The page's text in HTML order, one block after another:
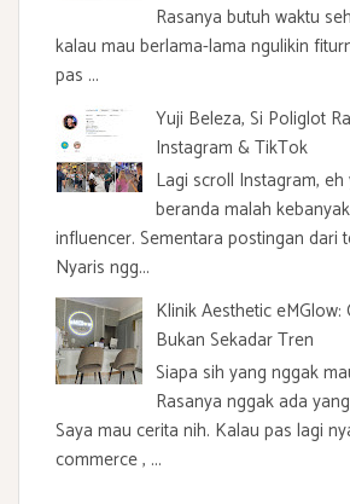
Rasanya butuh waktu
kalau mau berlama-lama ngulikin
pas ...
Yuji Beleza, Si Poliglot
Instagram & TikTok
Lagi scroll Instagram,
beranda malah
influencer. Sementara postingan dari
Nyaris ngg...
Klinik Aesthetic eMGlow:
Bukan Sekadar Tren
Siapa sih yang nggak
Rasanya nggak ada
Saya mau cerita nih. Kalau pas lagi
commerce , ...